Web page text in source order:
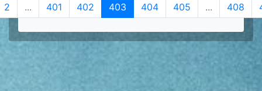
2 ... 401 402 403 404 405 ... 408